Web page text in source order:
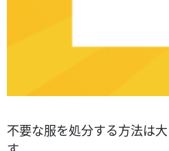
不要な服を処分する方法は